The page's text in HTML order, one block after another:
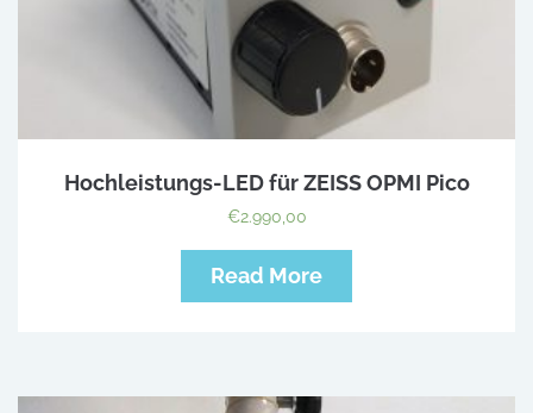
Hochleistungs-LED für ZEISS OPMI Pico
€2.990,00
Read More